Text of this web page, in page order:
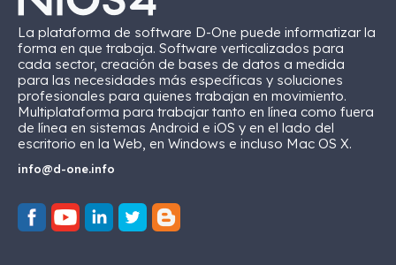
La plataforma de software D-One puede informatizar la
forma en que trabaja. Software verticalizados para
cada sector, creación de bases de datos a medida
para las necesidades más específicas y soluciones
profesionales para quienes trabajan en movimiento.
Multiplataforma para trabajar tanto en línea como fuera
de línea en sistemas Android e iOS y en el lado del
escritorio en la Web, en Windows e incluso Mac OS X.
info@d-one.info